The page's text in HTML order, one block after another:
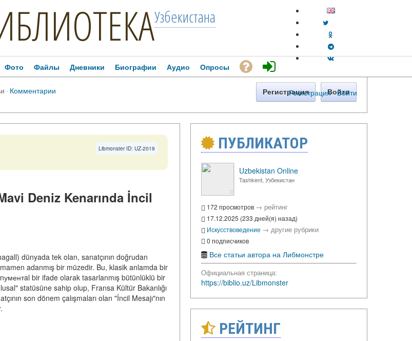
Узбекистана
Регистрация · Войти
Фото Файлы Дневники Биографии Аудио Опросы
· Комментарии Регистрация Войти
Libmonster ID: UZ-2019
Deniz Kenarında İncil
dünyada tek olan, sanatçının doğrudan
adanmış bir müzedir. Bu, klasik anlamda bir
bir ifade olarak tasarlanmış bütünlüklü bir
statüsüne sahip olup, Fransa Kültür Bakanlığı
son dönem çalışmaları olan "İncil Mesajı"nın
ПУБЛИКАТОР
Uzbekistan Online
Tashkent, Узбекистан
172 просмотров → рейтинг
17.12.2025 (233 дней(я) назад)
Искусствоведение → другие рубрики
0 подписчиков
Все статьи автора на Либмонстре
Официальная страница:
https://biblio.uz/Libmonster
РЕЙТИНГ